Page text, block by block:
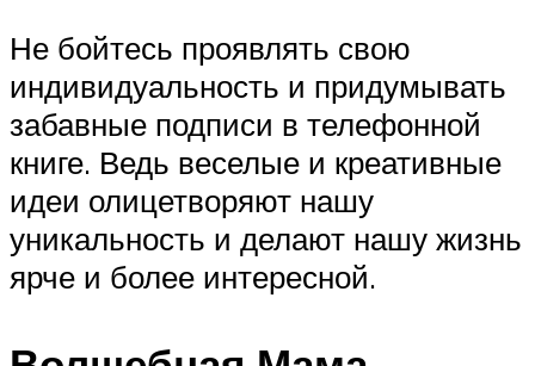
Не бойтесь проявлять свою
индивидуальность и придумывать
забавные подписи в телефонной
книге. Ведь веселые и креативные
идеи олицетворяют нашу
уникальность и делают нашу жизнь
ярче и более интересной.